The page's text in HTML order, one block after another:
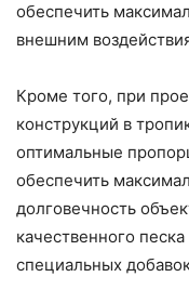
обеспечить
внешним
Кроме того, при
конструкций в
оптимальные
обеспечить
долговечность
качественного
специальных